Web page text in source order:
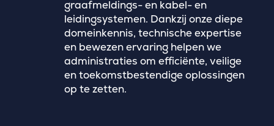
graafmeldings- en kabel- en
leidingsystemen. Dankzij onze diepe
domeinkennis, technische expertise
en bewezen ervaring helpen we
administraties om efficiënte, veilige
en toekomstbestendige oplossingen
op te zetten.